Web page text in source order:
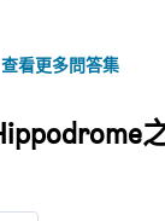
查看更多問答集